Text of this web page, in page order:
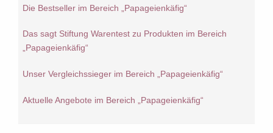
Die Bestseller im Bereich „Papageienkäfig“
Das sagt Stiftung Warentest zu Produkten im Bereich
„Papageienkäfig“
Unser Vergleichssieger im Bereich „Papageienkäfig“
Aktuelle Angebote im Bereich „Papageienkäfig“